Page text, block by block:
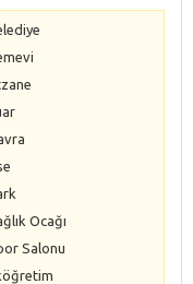
Ocağı
Salonu